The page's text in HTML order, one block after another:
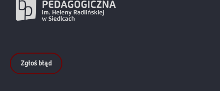
Zgłoś błąd